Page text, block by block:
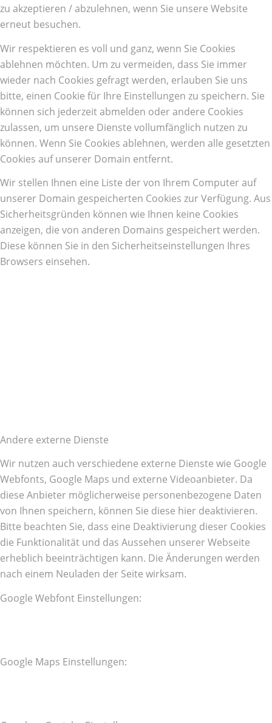
zu akzeptieren / abzulehnen, wenn Sie unsere Website
erneut besuchen.
Wir respektieren es voll und ganz, wenn Sie Cookies
ablehnen möchten. Um zu vermeiden, dass Sie immer
wieder nach Cookies gefragt werden, erlauben Sie uns
bitte, einen Cookie für Ihre Einstellungen zu speichern. Sie
können sich jederzeit abmelden oder andere Cookies
zulassen, um unsere Dienste vollumfänglich nutzen zu
können. Wenn Sie Cookies ablehnen, werden alle gesetzten
Cookies auf unserer Domain entfernt.
Wir stellen Ihnen eine Liste der von Ihrem Computer auf
unserer Domain gespeicherten Cookies zur Verfügung. Aus
Sicherheitsgründen können wie Ihnen keine Cookies
anzeigen, die von anderen Domains gespeichert werden.
Diese können Sie in den Sicherheitseinstellungen Ihres
Browsers einsehen.
Andere externe Dienste
Wir nutzen auch verschiedene externe Dienste wie Google
Webfonts, Google Maps und externe Videoanbieter. Da
diese Anbieter möglicherweise personenbezogene Daten
von Ihnen speichern, können Sie diese hier deaktivieren.
Bitte beachten Sie, dass eine Deaktivierung dieser Cookies
die Funktionalität und das Aussehen unserer Webseite
erheblich beeinträchtigen kann. Die Änderungen werden
nach einem Neuladen der Seite wirksam.
Google Webfont Einstellungen:
Google Maps Einstellungen: